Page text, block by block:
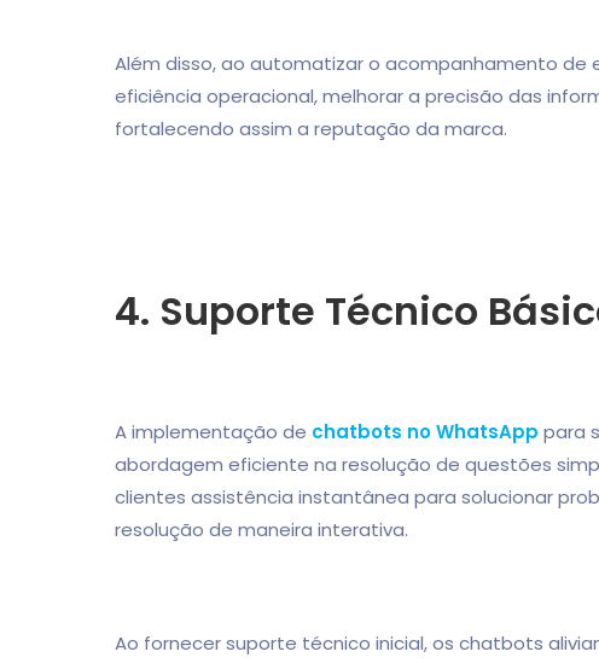
Além disso, ao automatizar o acompanhamento de
eficiência operacional, melhorar a precisão das
fortalecendo assim a reputação da marca.
4. Suporte Técnico
A implementação de chatbots no WhatsApp para
abordagem eficiente na resolução de questões
clientes assistência instantânea para solucionar
resolução de maneira interativa.
Ao fornecer suporte técnico inicial, os chatbots